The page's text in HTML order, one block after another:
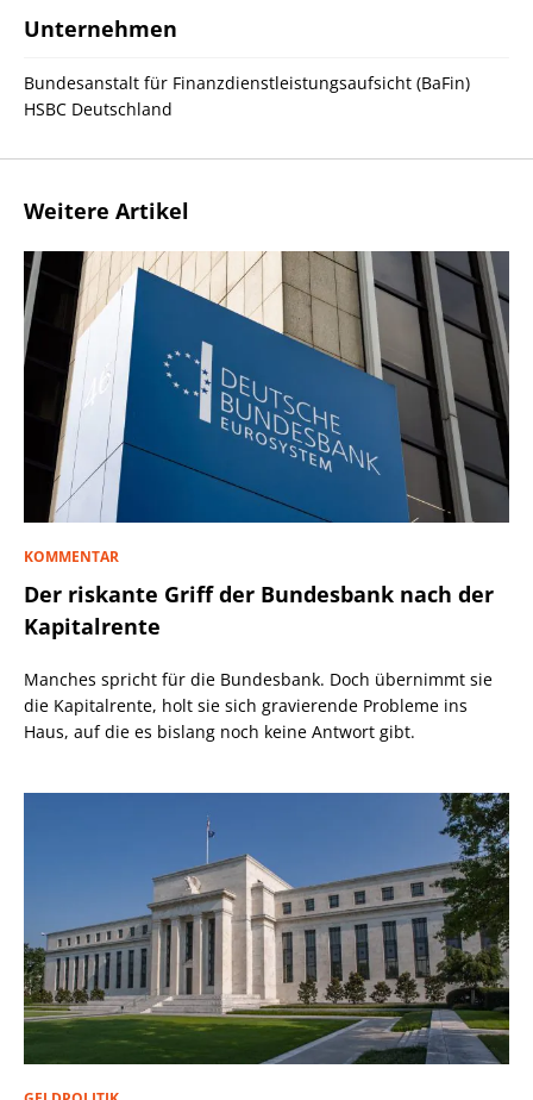
Unternehmen
Bundesanstalt für Finanzdienstleistungsaufsicht (BaFin)
HSBC Deutschland
Weitere Artikel
KOMMENTAR
Der riskante Griff der Bundesbank nach der
Kapitalrente
Manches spricht für die Bundesbank. Doch übernimmt sie
die Kapitalrente, holt sie sich gravierende Probleme ins
Haus, auf die es bislang noch keine Antwort gibt.